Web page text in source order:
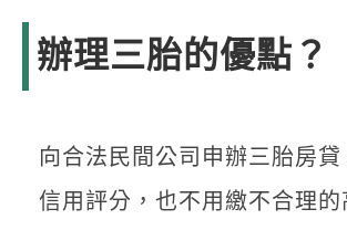
辦理三胎的優點？
向合法民間公司申辦三胎房貸
信用評分，也不用繳不合理的